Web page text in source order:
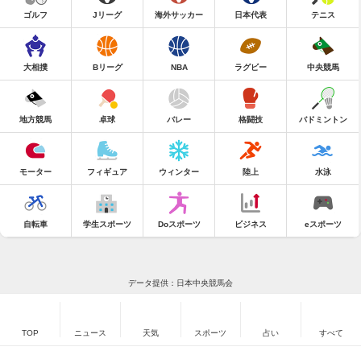
ゴルフ Jリーグ 海外サッカー 日本代表 テニス
大相撲 Bリーグ NBA ラグビー 中央競馬
地方競馬 卓球 バレー 格闘技 バドミントン
モーター フィギュア ウィンター 陸上 水泳
自転車 学生スポーツ Doスポーツ ビジネス eスポーツ
データ提供：日本中央競馬会
TOP ニュース 天気 スポーツ 占い すべて